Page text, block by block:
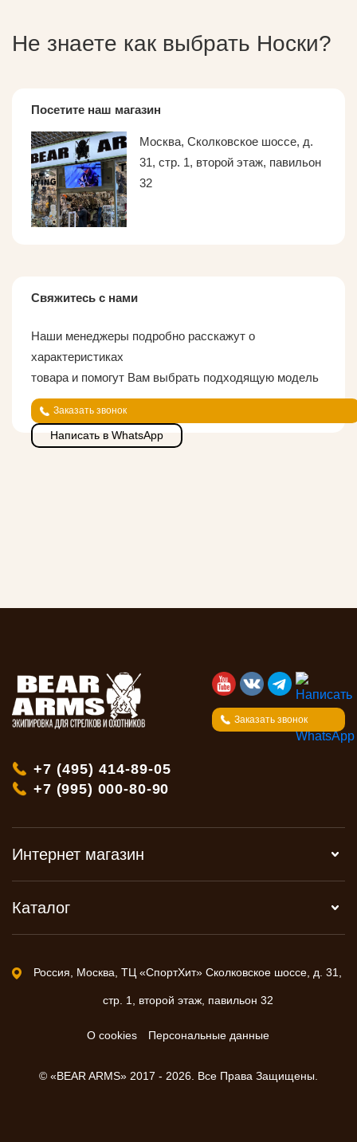
Не знаете как выбрать Носки?
Посетите наш магазин
Москва, Сколковское шоссе, д.
31, стр. 1, второй этаж, павильон
32
Свяжитесь с нами
Наши менеджеры подробно расскажут о
характеристиках
товара и помогут Вам выбрать подходящую модель
Заказать звонок
Написать в WhatsApp
Заказать звонок
+7 (495) 414-89-05
+7 (995) 000-80-90
Интернет магазин
Каталог
Россия, Москва, ТЦ «СпортХит» Сколковское шоссе, д. 31,
стр. 1, второй этаж, павильон 32
О cookies Персональные данные
© «BEAR ARMS» 2017 - 2026. Все Права Защищены.